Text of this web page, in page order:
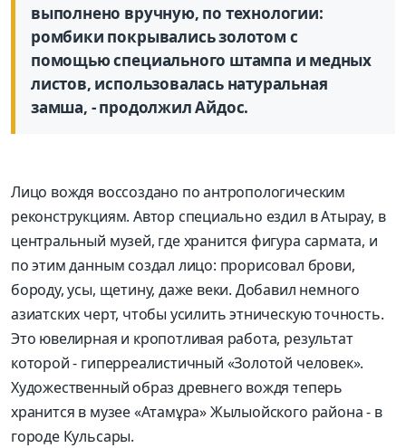
выполнено вручную, по технологии:
ромбики покрывались золотом с
помощью специального штампа и медных
листов, использовалась натуральная
замша, - продолжил Айдос.
Лицо вождя воссоздано по антропологическим
реконструкциям. Автор специально ездил в Атырау, в
центральный музей, где хранится фигура сармата, и
по этим данным создал лицо: прорисовал брови,
бороду, усы, щетину, даже веки. Добавил немного
азиатских черт, чтобы усилить этническую точность.
Это ювелирная и кропотливая работа, результат
которой - гиперреалистичный «Золотой человек».
Художественный образ древнего вождя теперь
хранится в музее «Атамұра» Жылыойского района - в
городе Кульсары.